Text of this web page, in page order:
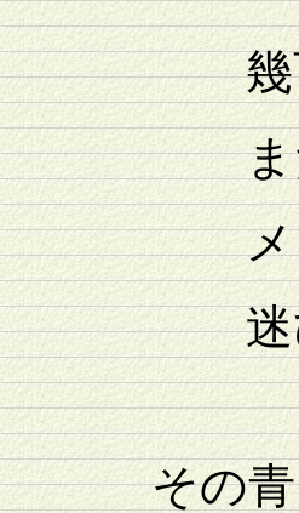
幾百乱
またまっ
メタンや
迷ひを集
その青じ